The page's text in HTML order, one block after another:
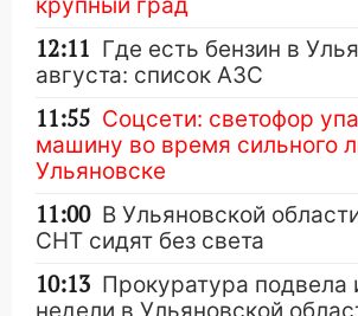
12:11 Где есть бензин в
августа: список АЗС
11:55 Соцсети: светофор
машину во время сильного
Ульяновске
11:00 В Ульяновской
СНТ сидят без света
10:13 Прокуратура подвела